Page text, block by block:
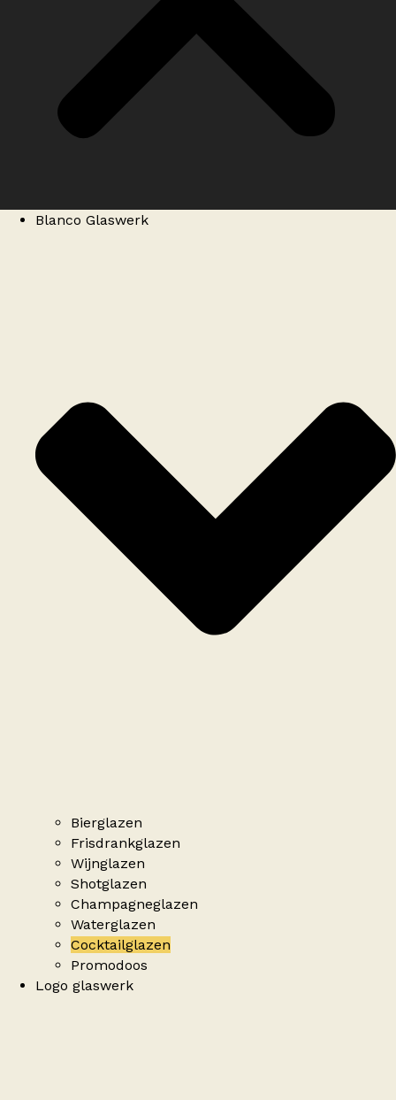
Blanco Glaswerk
Bierglazen
Frisdrankglazen
Wijnglazen
Shotglazen
Champagneglazen
Waterglazen
Cocktailglazen
Promodoos
Logo glaswerk